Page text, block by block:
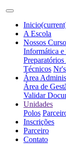
Inicio
A Escola
Nossos
Informática e
Técnicos Nr's
Área
Área de
Validar
Unidades
Polos
Inscrições
Parceiro
Contato